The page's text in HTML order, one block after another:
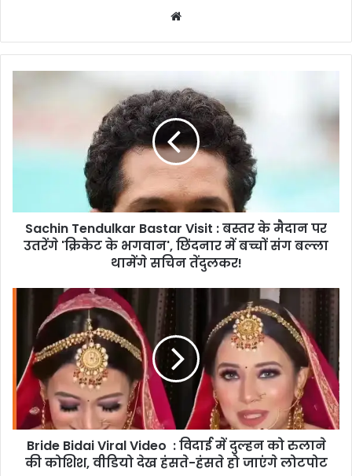
पर
उतरेंगे
'क्रिकेट
छिंदनार
बल्ला
थामेंगे
सचिन
तेंदुलकर!
Sachin Tendulkar Bastar Visit : बस्तर के मैदान पर
उतरेंगे 'क्रिकेट के भगवान', छिंदनार में बच्चों संग बल्ला
थामेंगे सचिन तेंदुलकर!
Video
विदाई
में
दुल्हन
को
रुलानेBride Bidai Viral Video : विदाई में दुल्हन को रुलाने
की कोशिश, वीडियो देख हंसते-हंसते हो जाएंगे लोटपोट